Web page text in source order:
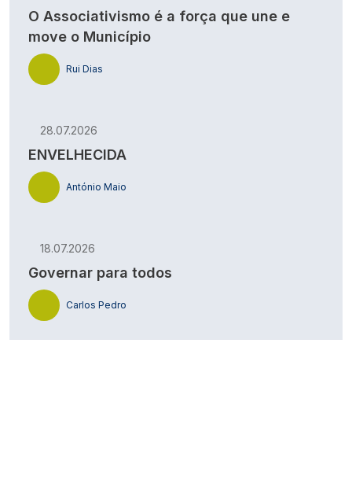
O Associativismo é a força que une e
move o Município
Rui Dias
28.07.2026
ENVELHECIDA
António Maio
18.07.2026
Governar para todos
Carlos Pedro